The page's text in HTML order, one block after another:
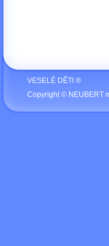
VESELÉ DĚTI ®
Copyright © NEUBERT